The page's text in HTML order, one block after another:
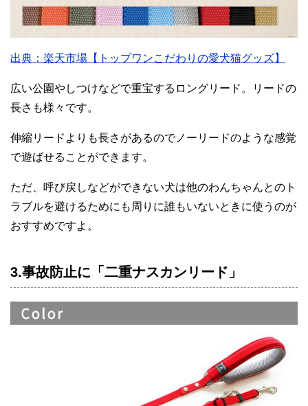
出典：楽天市場【トップワンこだわりの愛犬猫グッズ】
広い公園やしつけなどで重宝するロングリード。リードの
長さも様々です。
伸縮リードよりも長さがあるのでノーリードのような感覚
で遊ばせることができます。
ただ、呼び戻しなどができない犬は他のわんちゃんとのト
ラブルを避けるためにも周りに誰もいないときに使うのが
おすすめですよ。
3.事故防止に「二重ナスカンリード」